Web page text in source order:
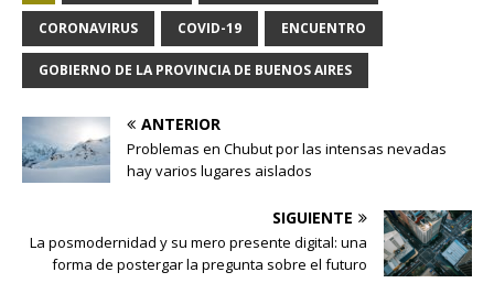
CORONAVIRUS COVID-19 ENCUENTRO
GOBIERNO DE LA PROVINCIA DE BUENOS AIRES
ANTERIOR
Problemas en Chubut por las intensas nevadas
hay varios lugares aislados
SIGUIENTE
La posmodernidad y su mero presente digital: una
forma de postergar la pregunta sobre el futuro